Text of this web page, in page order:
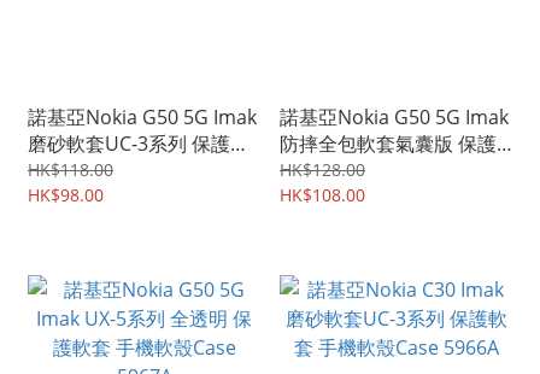
諾基亞Nokia G50 5G Imak
磨砂軟套UC-3系列 保護軟
套 手機軟殼Case 5969A
HK$118.00
HK$98.00
諾基亞Nokia G50 5G Imak
防摔全包軟套氣囊版 保護
軟套 手機軟殼Case 5968A
HK$128.00
HK$108.00